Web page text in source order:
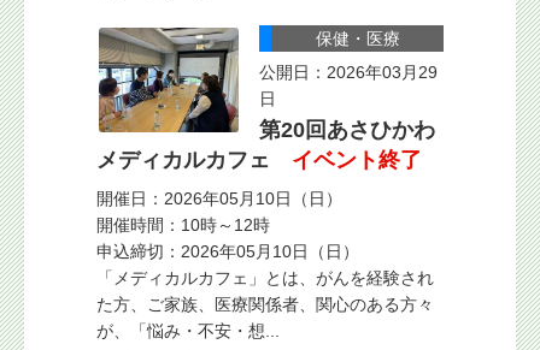
保健・医療
公開日：2026年03月29
日
第20回あさひかわ
メディカルカフェ
イベント終了
開催日：2026年05月10日（日）
開催時間：10時～12時
申込締切：2026年05月10日（日）
「メディカルカフェ」とは、がんを経験され
た方、ご家族、医療関係者、関心のある方々
が、「悩み・不安・想...